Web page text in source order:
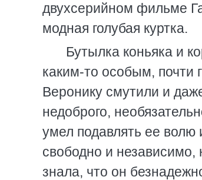
двухсерийном фильме
модная голубая куртка.
Бутылка коньяка и
каким-то особым, почти
Веронику смутили и
недоброго,
умел подавлять ее волю
свободно и независимо,
знала, что он